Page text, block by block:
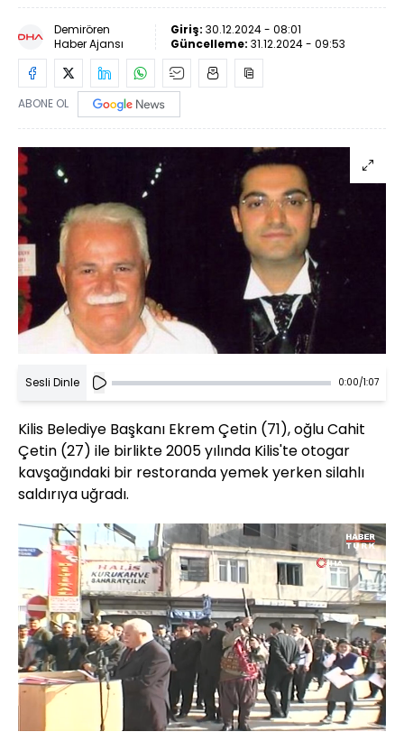
Demirören
Haber Ajansı
Giriş: 30.12.2024 - 08:01
Güncelleme: 31.12.2024 - 09:53
ABONE OL
Sesli Dinle 0:00/1:07
Kilis Belediye Başkanı Ekrem Çetin (71), oğlu Cahit
Çetin (27) ile birlikte 2005 yılında Kilis'te otogar
kavşağındaki bir restoranda yemek yerken silahlı
saldırıya uğradı.
Aç
720
Yüklendi:
29.21%
Oynatma
Hızı